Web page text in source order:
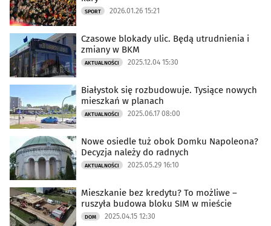
SPORT 2026.01.26 15:21
Czasowe blokady ulic. Będą utrudnienia i
zmiany w BKM
AKTUALNOŚCI 2025.12.04 15:30
Białystok się rozbudowuje. Tysiące nowych
mieszkań w planach
AKTUALNOŚCI 2025.06.17 08:00
Nowe osiedle tuż obok Domku Napoleona?
Decyzja należy do radnych
AKTUALNOŚCI 2025.05.29 16:10
Mieszkanie bez kredytu? To możliwe –
ruszyła budowa bloku SIM w mieście
DOM 2025.04.15 12:30